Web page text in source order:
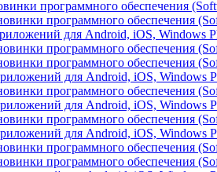
программного обеспечения
программного обеспечения
для Android, iOS, Windows
программного обеспечения
программного обеспечения
для Android, iOS, Windows
программного обеспечения
для Android, iOS, Windows
программного обеспечения
для Android, iOS, Windows
программного обеспечения
программного обеспечения